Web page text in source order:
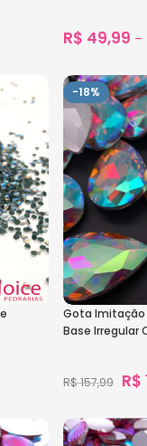
R$ 49,99 –
Ver Opções
-18%
Gota Imitação
Base Irregular
R$157,99 R$
Ver Opções